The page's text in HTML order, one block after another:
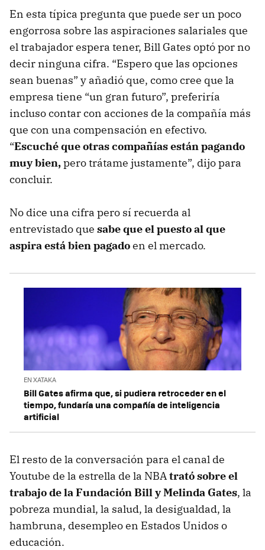
En esta típica pregunta que puede ser un poco
engorrosa sobre las aspiraciones salariales que
el trabajador espera tener, Bill Gates optó por no
decir ninguna cifra. “Espero que las opciones
sean buenas” y añadió que, como cree que la
empresa tiene “un gran futuro”, preferiría
incluso contar con acciones de la compañía más
que con una compensación en efectivo.
“Escuché que otras compañías están pagando
muy bien,pero trátame justamente”, dijo para
concluir.
No dice una cifra pero sí recuerda al
entrevistado que sabe que el puesto al que
aspira está bien pagadoen el mercado.
EN XATAKA
Bill Gates afirma que, si pudiera retroceder en el
tiempo, fundaría una compañía de inteligencia
artificial
El resto de la conversación para el canal de
Youtube de la estrella de la NBAtrató sobre el
trabajo de la Fundación Bill y Melinda Gates, la
pobreza mundial, la salud, la desigualdad, la
hambruna, desempleo en Estados Unidos o
educación.